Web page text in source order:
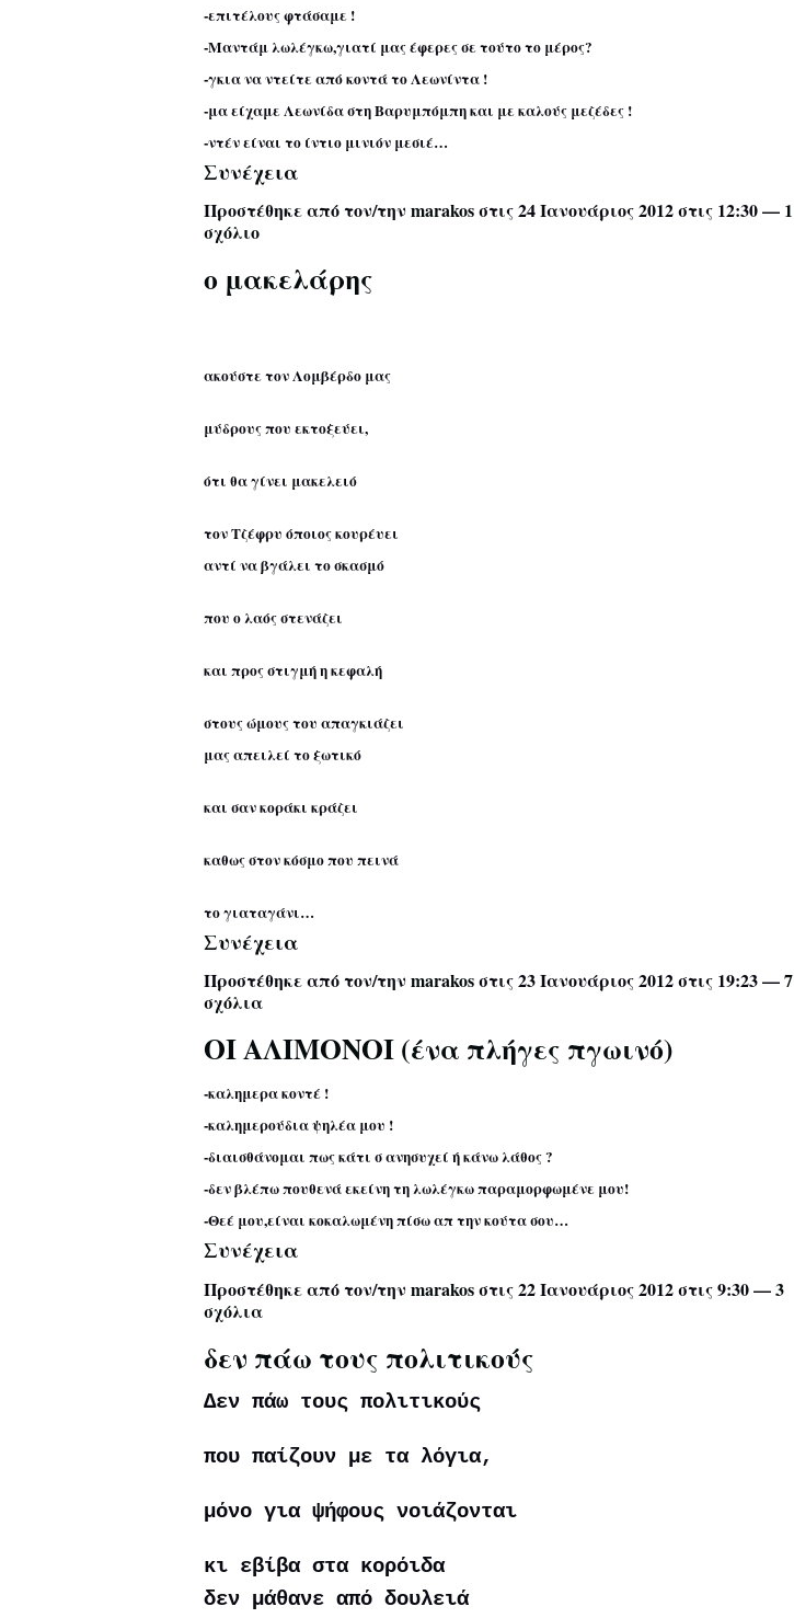
-επιτέλους φτάσαμε !
-Μαντάμ λωλέγκω,γιατί μας έφερες σε τούτο το μέρος?
-γκια να ντείτε από κοντά το Λεωνίντα !
-μα είχαμε Λεωνίδα στη Βαρυμπόμπη και με καλούς μεζέδες !
-ντέν είναι το ίντιο μινιόν μεσιέ…
Συνέχεια
Προστέθηκε από τον/τηνmarakosστις 24 Ιανουάριος 2012 στις 12:30 — 1
σχόλιο
ο μακελάρης
ακούστε τον Λομβέρδο μας
μύδρους που εκτοξεύει,
ότι θα γίνει μακελειό
τον Τζέφρυ όποιος κουρέυει
αντί να βγάλει το σκασμό
που ο λαός στενάζει
και προς στιγμή η κεφαλή
στους ώμους του απαγκιάζει
μας απειλεί το ξωτικό
και σαν κοράκι κράζει
καθως στον κόσμο που πεινά
το γιαταγάνι…
Συνέχεια
Προστέθηκε από τον/τηνmarakosστις 23 Ιανουάριος 2012 στις 19:23 —7
σχόλια
ΟΙ ΑΛΙΜΟΝΟΙ (ένα πλήγες πγωινό)
-καλημερα κοντέ !
-καλημερούδια ψηλέα μου !
-διαισθάνομαι πως κάτι σ ανησυχεί ή κάνω λάθος ?
-δεν βλέπω πουθενά εκείνη τη λωλέγκω παραμορφωμένε μου!
-Θεέ μου,είναι κοκαλωμένη πίσω απ την κούτα σου…
Συνέχεια
Προστέθηκε από τον/τηνmarakosστις 22 Ιανουάριος 2012 στις 9:30 —3
σχόλια
δεν πάω τους πολιτικούς
Δεν πάω τους πολιτικούς
που παίζουν με τα λόγια,
μόνο για ψήφους νοιάζονται
κι εβίβα στα κορόιδα
δεν μάθανε από δουλειά